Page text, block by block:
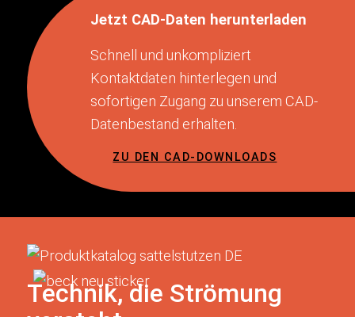
Jetzt CAD-Daten herunterladen
Schnell und unkompliziert
Kontaktdaten hinterlegen und
sofortigen Zugang zu unserem CAD-
Datenbestand erhalten.
ZU DEN CAD-DOWNLOADS
Technik, die Strömung